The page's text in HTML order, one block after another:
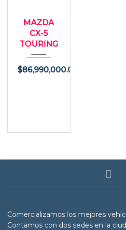
28200
MAZDA
CX-5
TOURING
$86,990,000.00
Comercializamos los mejores
Contamos con dos sedes en la